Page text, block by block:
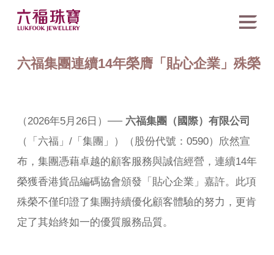
六福集團連續14年榮膺「貼心企業」殊榮
（2026年5月26日）── 六福集團（國際）有限公司
（「六福」/「集團」）（股份代號：0590）欣然宣
布，集團憑藉卓越的顧客服務與誠信經營，連續14年
榮獲香港貨品編碼協會頒發「貼心企業」嘉許。此項
殊榮不僅印證了集團持續優化顧客體驗的努力，更肯
定了其始終如一的優質服務品質。